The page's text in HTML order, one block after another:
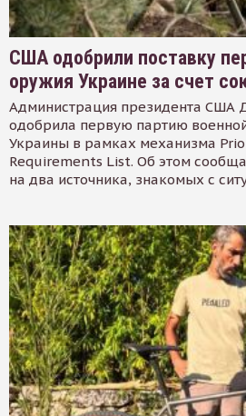
США одобрили поставку
оружия Украине за счет
Администрация президента США
одобрила первую партию
Украины в рамках механизма
Requirements List. Об этом
на два источника, знакомых с